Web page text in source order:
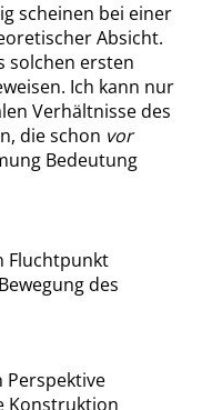
scheinen bei einer
Absicht.
solchen ersten
Ich kann nur
Verhältnisse des
die schon vor
Bedeutung
Fluchtpunkt
des
Konstruktion